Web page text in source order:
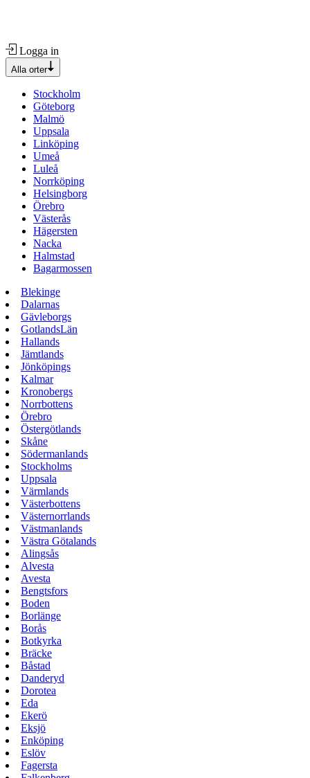
Logga in
Alla orter
Stockholm
Göteborg
Malmö
Uppsala
Linköping
Umeå
Luleå
Norrköping
Helsingborg
Örebro
Västerås
Hägersten
Nacka
Halmstad
Bagarmossen
Blekinge
Dalarnas
Gävleborgs
GotlandsLän
Hallands
Jämtlands
Jönköpings
Kalmar
Kronobergs
Norrbottens
Örebro
Östergötlands
Skåne
Södermanlands
Stockholms
Uppsala
Värmlands
Västerbottens
Västernorrlands
Västmanlands
Västra Götalands
Alingsås
Alvesta
Avesta
Bengtsfors
Boden
Borlänge
Borås
Botkyrka
Bräcke
Båstad
Danderyd
Dorotea
Eda
Ekerö
Eksjö
Enköping
Eslöv
Fagersta